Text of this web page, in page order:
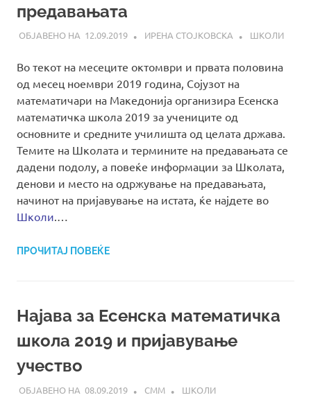
предавањата
12.09.2019 ИРЕНА СТОЈКОВСКА ШКОЛИ
Во текот на месеците октомври и првата половина
од месец ноември 2019 година, Сојузот на
математичари на Македонија организира Есенска
математичка школа 2019 за учениците од
основните и средните училишта од целата држава.
Темите на Школата и термините на предавањата се
дадени подолу, а повеќе информации за Школата,
денови и место на одржување на предавањата,
начинот на пријавување на истата, ќе најдете во
Школи.…
ПРОЧИТАЈ ПОВЕЌЕ
Најава за Есенска математичка
школа 2019 и пријавување
учество
08.09.2019 СММ ШКОЛИ